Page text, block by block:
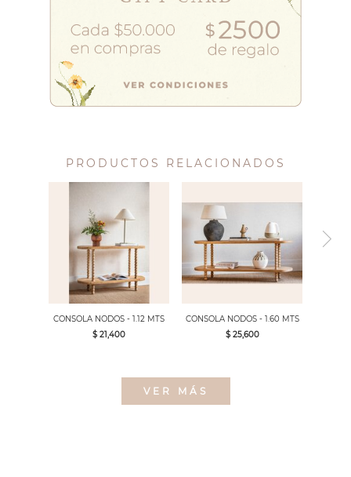
PRODUCTOS RELACIONADOS
CONSOLA NODOS - 1.12 MTS
$ 21,400
CONSOLA NODOS - 1.60 MTS
$ 25,600
VER MÁS